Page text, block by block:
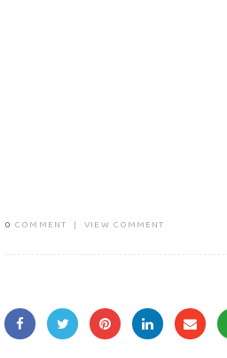
0 COMMENT | VIEW COMMENT